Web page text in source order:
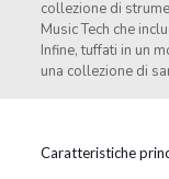
collezione di
Music Tech che
Infine, tuffati in un
una collezione di
Caratteristiche